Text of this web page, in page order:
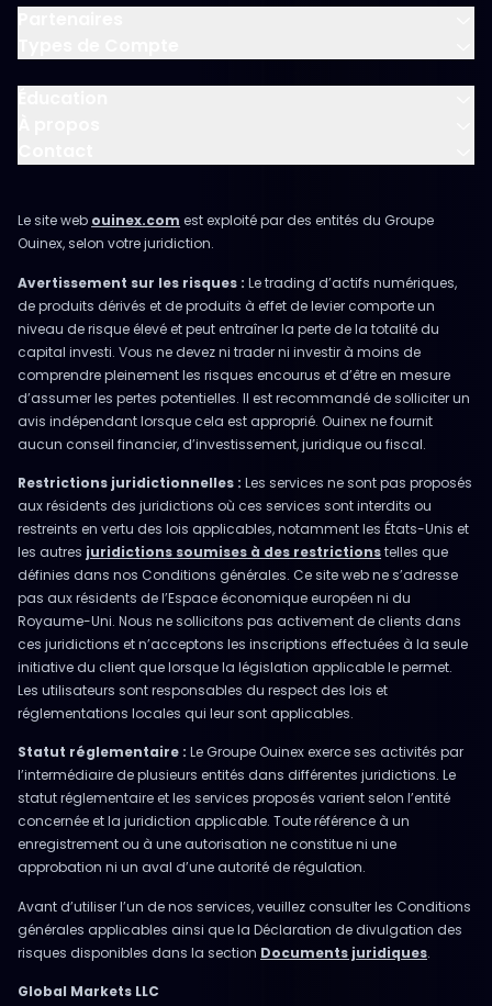
Le site web ouinex.com est exploité par des entités du Groupe
Ouinex, selon votre juridiction.
Avertissement sur les risques : Le trading d’actifs numériques,
de produits dérivés et de produits à effet de levier comporte un
niveau de risque élevé et peut entraîner la perte de la totalité du
capital investi. Vous ne devez ni trader ni investir à moins de
comprendre pleinement les risques encourus et d’être en mesure
d’assumer les pertes potentielles. Il est recommandé de solliciter un
avis indépendant lorsque cela est approprié. Ouinex ne fournit
aucun conseil financier, d’investissement, juridique ou fiscal.
Restrictions juridictionnelles : Les services ne sont pas proposés
aux résidents des juridictions où ces services sont interdits ou
restreints en vertu des lois applicables, notamment les États-Unis et
les autres juridictions soumises à des restrictionstelles que
définies dans nos Conditions générales. Ce site web ne s’adresse
pas aux résidents de l’Espace économique européen ni du
Royaume-Uni. Nous ne sollicitons pas activement de clients dans
ces juridictions et n’acceptons les inscriptions effectuées à la seule
initiative du client que lorsque la législation applicable le permet.
Les utilisateurs sont responsables du respect des lois et
réglementations locales qui leur sont applicables.
Statut réglementaire : Le Groupe Ouinex exerce ses activités par
l’intermédiaire de plusieurs entités dans différentes juridictions. Le
statut réglementaire et les services proposés varient selon l’entité
concernée et la juridiction applicable. Toute référence à un
enregistrement ou à une autorisation ne constitue ni une
approbation ni un aval d’une autorité de régulation.
Avant d’utiliser l’un de nos services, veuillez consulter les Conditions
générales applicables ainsi que la Déclaration de divulgation des
risques disponibles dans la section Documents juridiques.
Global Markets LLC